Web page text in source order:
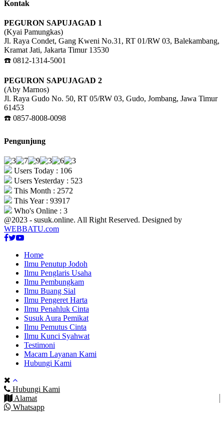
Kontak
PEGURON SAPUJAGAD 1
(Kyai Pamungkas)
Jl. Raya Condet, Gang Kweni No.31, RT 01/RW 03, Balekambang,
Kramat Jati, Jakarta Timur 13530
☎️ 0812-1314-5001
PEGURON SAPUJAGAD 2
(Aby Marnos)
Jl. Raya Gudo No. 50, RT 05/RW 03, Gudo, Jombang, Jawa Timur
61453
☎️ 0857-8008-0098
Pengunjung
Users Today : 106
Users Yesterday : 523
This Month : 2572
This Year : 93917
Who's Online : 3
@2023 - susuk.online. All Right Reserved. Designed by
WEBBATU.com
Facebook
Twitter
Youtube
Home
Ilmu Penutup Jodoh
Ilmu Penglaris Usaha
Ilmu Pembungkam
Ilmu Buang Sial
Ilmu Pengeret Harta
Ilmu Penahluk Cinta
Susuk Aura Pemikat
Ilmu Pemutus Cinta
Ilmu Kunci Syahwat
Testimoni
Macam Layanan Kami
Hubungi Kami
Hubungi Kami
Alamat
Whatsapp